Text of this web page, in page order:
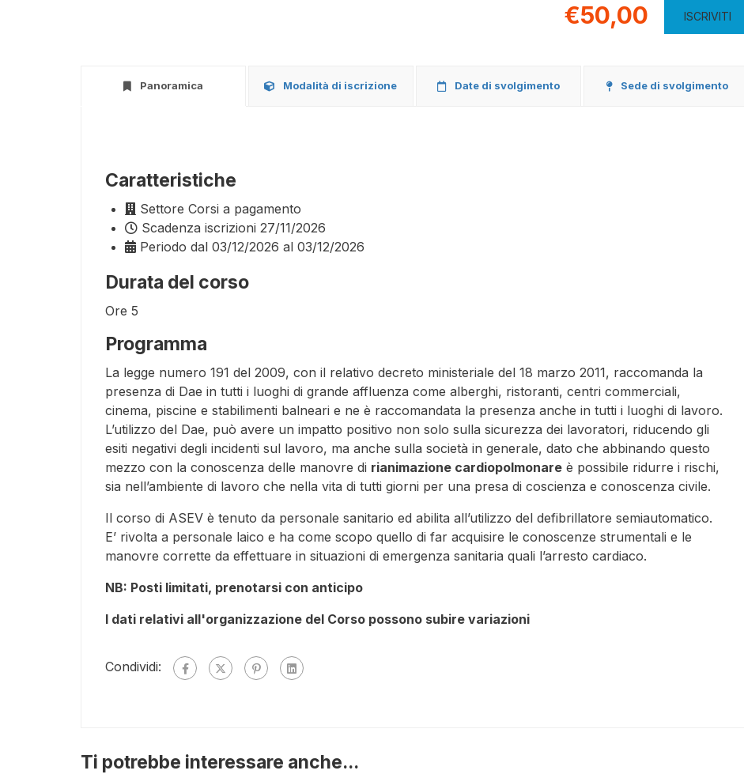
€50,00 ISCRIVITI
Panoramica Modalità di iscrizione Date di svolgimento Sede di svolgimento
Caratteristiche
Settore Corsi a pagamento
Scadenza iscrizioni 27/11/2026
Periodo dal 03/12/2026 al 03/12/2026
Durata del corso
Ore 5
Programma
La legge numero 191 del 2009, con il relativo decreto ministeriale del 18 marzo 2011, raccomanda la
presenza di Dae in tutti i luoghi di grande affluenza come alberghi, ristoranti, centri commerciali,
cinema, piscine e stabilimenti balneari e ne è raccomandata la presenza anche in tutti i luoghi di lavoro.
L’utilizzo del Dae, può avere un impatto positivo non solo sulla sicurezza dei lavoratori, riducendo gli
esiti negativi degli incidenti sul lavoro, ma anche sulla società in generale, dato che abbinando questo
mezzo con la conoscenza delle manovre di rianimazione cardiopolmonare è possibile ridurre i rischi,
sia nell’ambiente di lavoro che nella vita di tutti giorni per una presa di coscienza e conoscenza civile.
Il corso di ASEV è tenuto da personale sanitario ed abilita all’utilizzo del defibrillatore semiautomatico.
E’ rivolta a personale laico e ha come scopo quello di far acquisire le conoscenze strumentali e le
manovre corrette da effettuare in situazioni di emergenza sanitaria quali l’arresto cardiaco.
NB: Posti limitati, prenotarsi con anticipo
I dati relativi all'organizzazione del Corso possono subire variazioni
Condividi:
Ti potrebbe interessare anche...